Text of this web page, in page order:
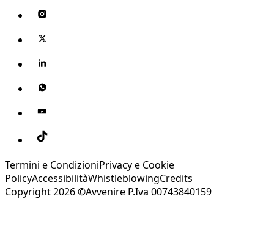
Termini e CondizioniPrivacy e Cookie
PolicyAccessibilitàWhistleblowingCredits
Copyright 2026 ©Avvenire P.Iva 00743840159